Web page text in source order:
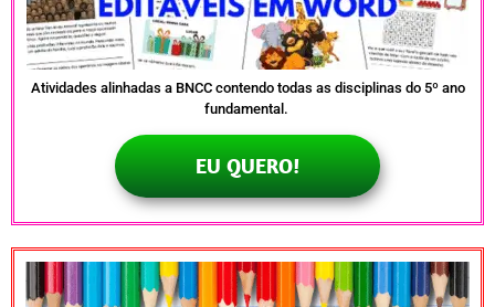
Atividades alinhadas a BNCC contendo todas as disciplinas do 5º ano
fundamental.
EU QUERO!